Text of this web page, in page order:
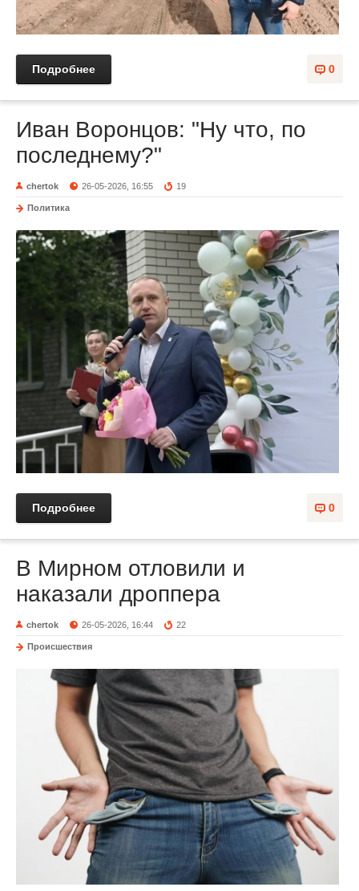
0
Подробнее
Иван Воронцов: "Ну что, по
последнему?"
chertok 26-05-2026, 16:55 19
Политика
0
Подробнее
В Мирном отловили и
наказали дроппера
chertok 26-05-2026, 16:44 22
Происшествия